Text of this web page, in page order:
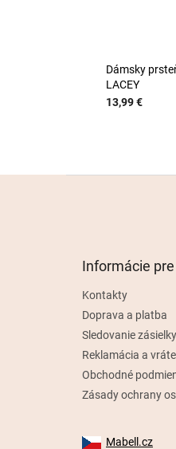
Dámsky
LACEY
13,99 €
Informácie
Kontakty
Doprava a platba
Sledovanie zásielky
Reklamácia a
Obchodné
Zásady ochrany
Mabell.cz